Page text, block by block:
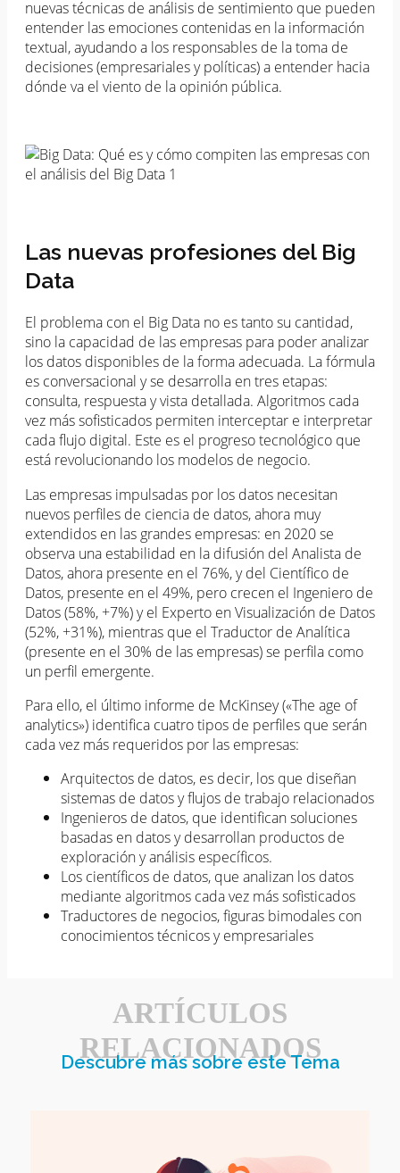
nuevas técnicas de análisis de sentimiento que pueden
entender las emociones contenidas en la información
textual, ayudando a los responsables de la toma de
decisiones (empresariales y políticas) a entender hacia
dónde va el viento de la opinión pública.
Las nuevas profesiones del Big
Data
El problema con el Big Data no es tanto su cantidad,
sino la capacidad de las empresas para poder analizar
los datos disponibles de la forma adecuada. La fórmula
es conversacional y se desarrolla en tres etapas:
consulta, respuesta y vista detallada. Algoritmos cada
vez más sofisticados permiten interceptar e interpretar
cada flujo digital. Este es el progreso tecnológico que
está revolucionando los modelos de negocio.
Las empresas impulsadas por los datos necesitan
nuevos perfiles de ciencia de datos, ahora muy
extendidos en las grandes empresas: en 2020 se
observa una estabilidad en la difusión del Analista de
Datos, ahora presente en el 76%, y del Científico de
Datos, presente en el 49%, pero crecen el Ingeniero de
Datos (58%, +7%) y el Experto en Visualización de Datos
(52%, +31%), mientras que el Traductor de Analítica
(presente en el 30% de las empresas) se perfila como
un perfil emergente.
Para ello, el último informe de McKinsey («The age of
analytics») identifica cuatro tipos de perfiles que serán
cada vez más requeridos por las empresas:
Arquitectos de datos, es decir, los que diseñan
sistemas de datos y flujos de trabajo relacionados
Ingenieros de datos, que identifican soluciones
basadas en datos y desarrollan productos de
exploración y análisis específicos.
Los científicos de datos, que analizan los datos
mediante algoritmos cada vez más sofisticados
Traductores de negocios, figuras bimodales con
conocimientos técnicos y empresariales
ARTÍCULOS
RELACIONADOS
Descubre más sobre este Tema